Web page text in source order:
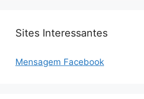
Sites Interessantes
Mensagem Facebook